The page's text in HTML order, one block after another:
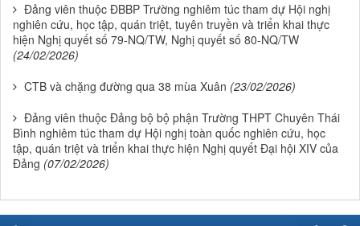
Đảng viên thuộc ĐBBP Trường nghiêm túc tham dự Hội nghị
nghiên cứu, học tập, quán triệt, tuyên truyền và triển khai thực
hiện Nghị quyết số 79-NQ/TW, Nghị quyết số 80-NQ/TW
(24/02/2026)
CTB và chặng đường qua 38 mùa Xuân (23/02/2026)
Đảng viên thuộc Đảng bộ bộ phận Trường THPT Chuyên Thái
Bình nghiêm túc tham dự Hội nghị toàn quốc nghiên cứu, học
tập, quán triệt và triển khai thực hiện Nghị quyết Đại hội XIV của
Đảng (07/02/2026)